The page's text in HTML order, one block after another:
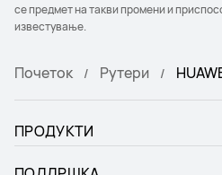
се предмет на такви промени и
известување.
Почеток Рутери
ПРОДУКТИ